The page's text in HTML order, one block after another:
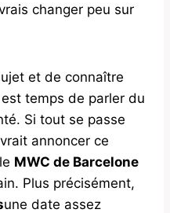
changer peu sur
et de connaître
temps de parler du
Si tout se passe
annoncer ce
MWC de Barcelone
Plus précisément,
une date assez